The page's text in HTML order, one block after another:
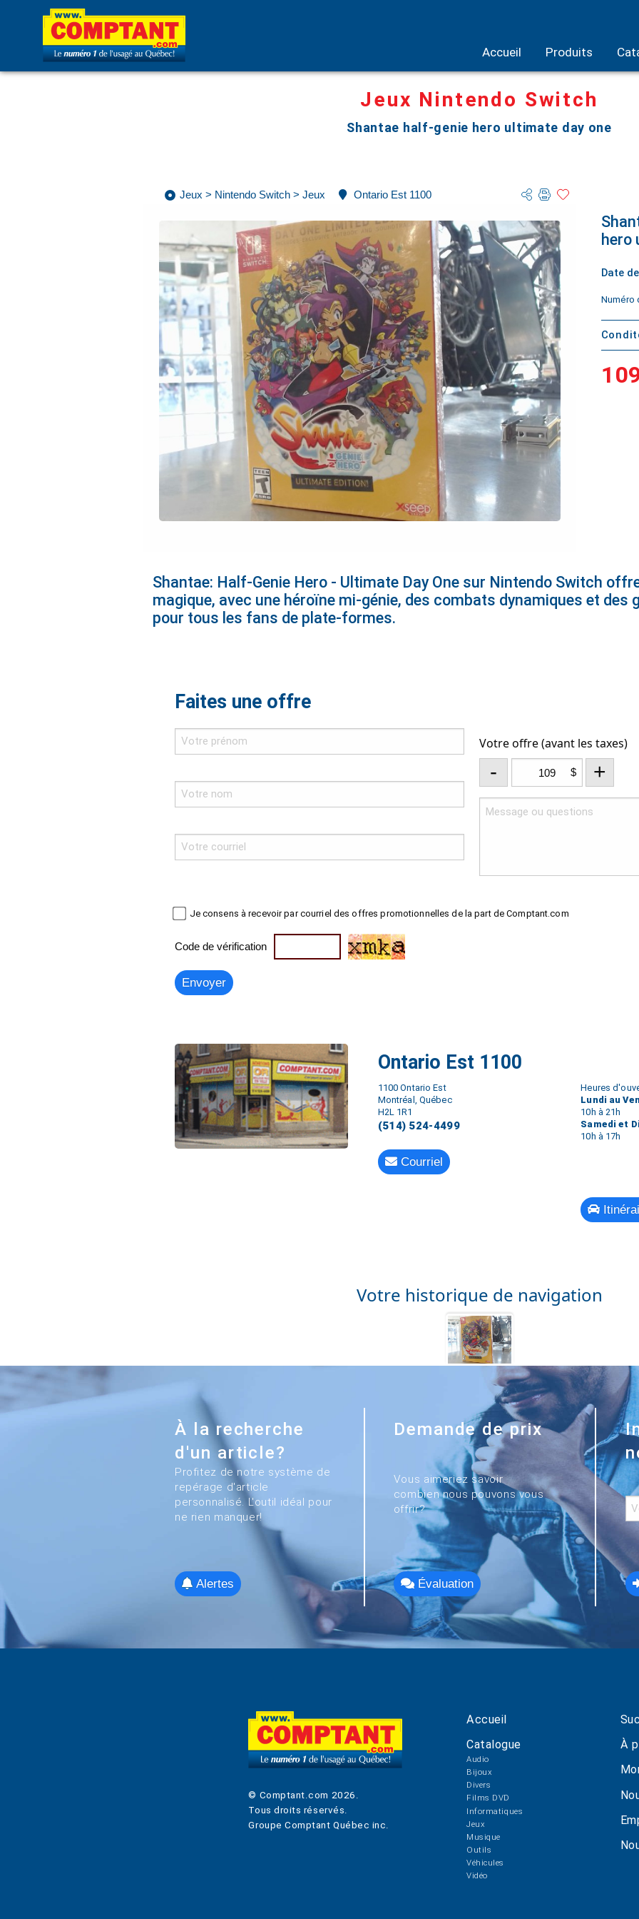
Accueil Produits
Jeux Nintendo Switch
Shantae half-genie hero ultimate day one
Jeux > Nintendo Switch> Jeux Ontario Est 1100
hero
Date
Numéro
Shantae: Half-Genie Hero - Ultimate Day One sur Nintendo Switch
magique, avec une héroïne mi-génie, des combats dynamiques et des
pour tous les fans de plate-formes.
Faites une offre
Votre offre (avant les taxes)
- $ +
Je consens à recevoir par courriel des offres promotionnelles de la part de Comptant.com
Code de vérification
Ontario Est 1100
1100 Ontario Est
Montréal, Québec
H2L 1R1
(514) 524-4499
Courriel
Heures
Lundi au
10h à 21h
Samedi et
10h à 17h
Votre historique de navigation
À la recherche
d'un article?
Profitez de notre système de
repérage d'article
personnalisé. L'outil idéal pour
ne rien manquer!
Alertes
Demande de prix
Vous aimeriez savoir
combien nous pouvons vous
offrir?
Évaluation
© Comptant.com 2026 .
Tous droits réservés.
Groupe Comptant Québec inc.
Accueil
Catalogue
Audio
Bijoux
Divers
Films DVD
Informatiques
Jeux
Musique
Outils
Véhicules
Vidéo
À